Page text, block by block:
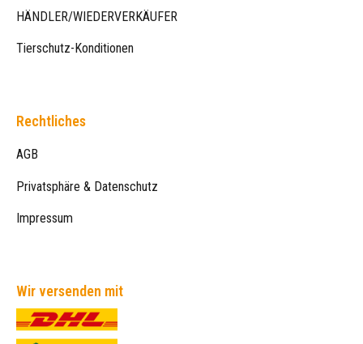
HÄNDLER/WIEDERVERKÄUFER
Tierschutz-Konditionen
Rechtliches
AGB
Privatsphäre & Datenschutz
Impressum
Wir versenden mit